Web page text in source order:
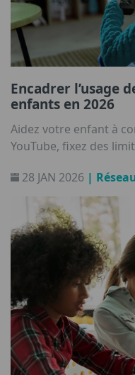
Encadrer l’usage
enfants en 2026
Aidez votre enfant à
YouTube, fixez des
28 JAN 2026 |